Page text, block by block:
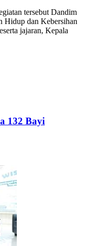
tersebut Dandim
Hidup dan Kebersihan
jajaran, Kepala
132 Bayi